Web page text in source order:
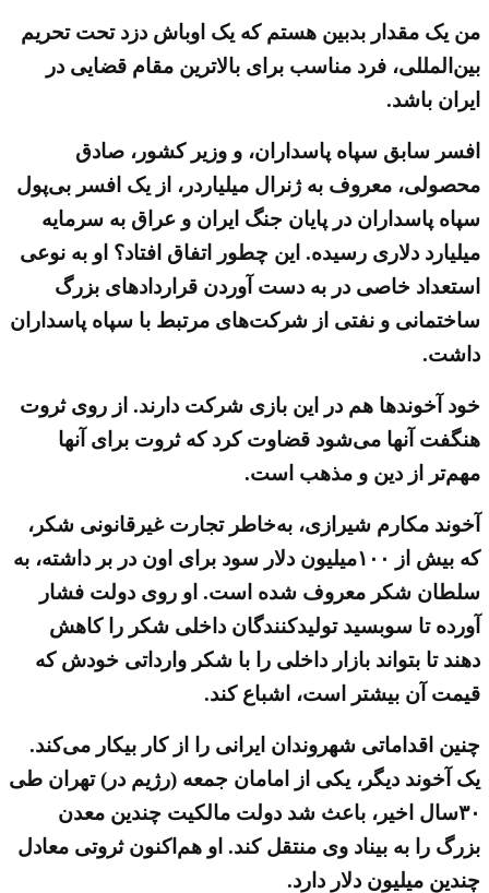
من یک مقدار بدبین هستم که یک اوباش دزد تحت تحریم
بین‌المللی، فرد مناسب برای بالاترین مقام قضایی در
ایران باشد.
افسر سابق سپاه پاسداران، و وزیر کشور، صادق
محصولی، معروف به ژنرال میلیاردر، از یک افسر بی‌پول
سپاه پاسداران در پایان جنگ ایران و عراق به سرمایه
میلیارد دلاری رسیده. این چطور اتفاق افتاد؟ او به نوعی
استعداد خاصی در به دست آوردن قراردادهای بزرگ
ساختمانی و نفتی از شرکت‌های مرتبط با سپاه پاسداران
داشت.
خود آخوندها هم در این بازی شرکت دارند. از روی ثروت
هنگفت آنها می‌شود قضاوت کرد که ثروت برای آنها
مهم‌تر از دین و مذهب است.
آخوند مکارم شیرازی، به‌خاطر تجارت غیرقانونی شکر،
که بیش از ۱۰۰میلیون دلار سود برای اون در بر داشته، به
سلطان شکر معروف شده است. او روی دولت فشار
آورده تا سوبسید تولیدکنندگان داخلی شکر را کاهش
دهند تا بتواند بازار داخلی را با شکر وارداتی خودش که
قیمت آن بیشتر است، اشباع کند.
چنین اقداماتی شهروندان ایرانی را از کار بیکار می‌کند.
یک آخوند دیگر، یکی از امامان جمعه (رژیم در) تهران طی
۳۰سال اخیر، باعث شد دولت مالکیت چندین معدن
بزرگ را به بیناد وی منتقل کند. او هم‌اکنون ثروتی معادل
چندین میلیون دلار دارد.